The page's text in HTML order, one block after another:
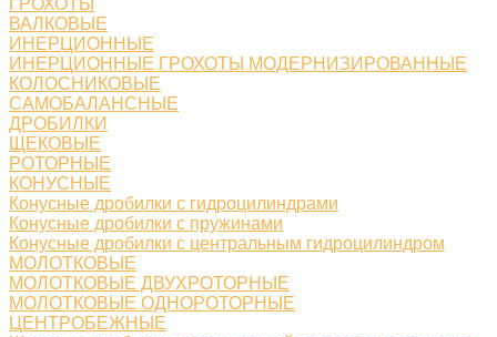
ГРОХОТЫ
ВАЛКОВЫЕ
ИНЕРЦИОННЫЕ
ИНЕРЦИОННЫЕ ГРОХОТЫ МОДЕРНИЗИРОВАННЫЕ
КОЛОСНИКОВЫЕ
САМОБАЛАНСНЫЕ
ДРОБИЛКИ
ЩЕКОВЫЕ
РОТОРНЫЕ
КОНУСНЫЕ
Конусные дробилки с гидроцилиндрами
Конусные дробилки с пружинами
Конусные дробилки с центральным гидроцилиндром
МОЛОТКОВЫЕ
МОЛОТКОВЫЕ ДВУХРОТОРНЫЕ
МОЛОТКОВЫЕ ОДНОРОТОРНЫЕ
ЦЕНТРОБЕЖНЫЕ